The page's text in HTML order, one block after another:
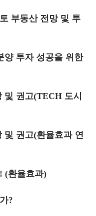
부동산 전망 및 투
양 투자 성공을 위한
및 권고(TECH 도시
및 권고(환율효과 연
(환율효과)
?